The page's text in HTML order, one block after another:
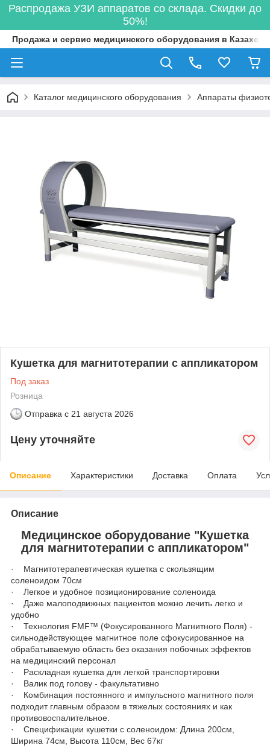
Распродажа УЗИ аппаратов со склада. Скидки до
50%!
Продажа и сервис медицинского оборудования в
Каталог медицинского оборудования Аппараты
Кушетка для магнитотерапии с аппликатором
Под заказ
Розница
Отправка с 21 августа 2026
Цену уточняйте
Описание Характеристики Доставка Оплата
Описание
Медицинское оборудование "Кушетка
для магнитотерапии с аппликатором"
· Магнитотерапевтическая кушетка с скользящим
соленоидом 70см
· Легкое и удобное позиционирование соленоида
· Даже малоподвижных пациентов можно лечить легко и
удобно
· Технология FMF™ (Фокусированного Магнитного Поля) -
сильнодействующее магнитное поле сфокусированное на
обрабатываемую область без оказания побочных эффектов
на медицинский персонал
· Раскладная кушетка для легкой транспортировки
· Валик под голову - факультативно
· Комбинация постоянного и импульсного магнитного поля
подходит главным образом в тяжелых состояниях и как
противовоспалительное.
· Спецификации кушетки с соленоидом: Длина 200см,
Ширина 74см, Высота 110см, Вес 67кг